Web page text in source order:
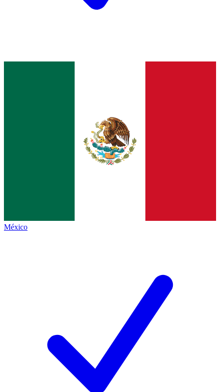
México